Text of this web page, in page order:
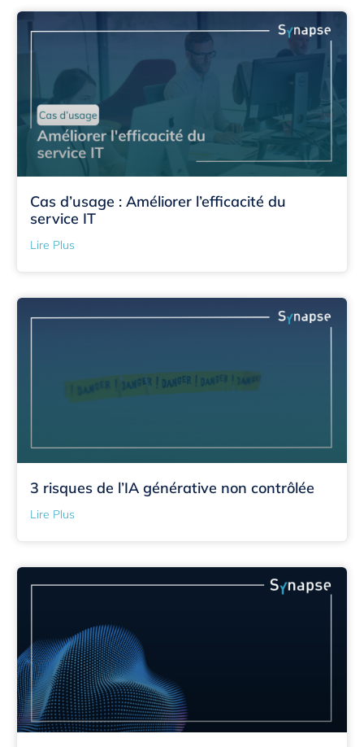
Cas d’usage : Améliorer l’efficacité du
service IT
Lire Plus
3 risques de l’IA générative non contrôlée
Lire Plus